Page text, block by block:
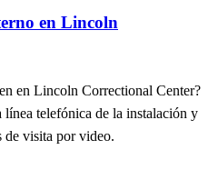
en Lincoln
en Lincoln Correctional Center?
línea telefónica de la instalación y
de visita por video.